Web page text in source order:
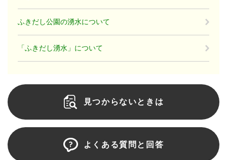
ふきだし公園の湧水について
「ふきだし湧水」について
見つからないときは
よくある質問と回答